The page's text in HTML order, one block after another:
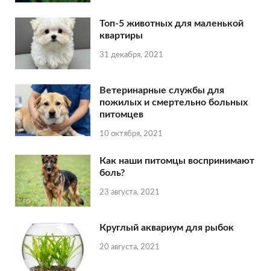
Топ-5 животных для маленькой
квартиры
31 декабря, 2021
Ветеринарные службы для
пожилых и смертельно больных
питомцев
10 октября, 2021
Как наши питомцы воспринимают
боль?
23 августа, 2021
Круглый аквариум для рыбок
20 августа, 2021